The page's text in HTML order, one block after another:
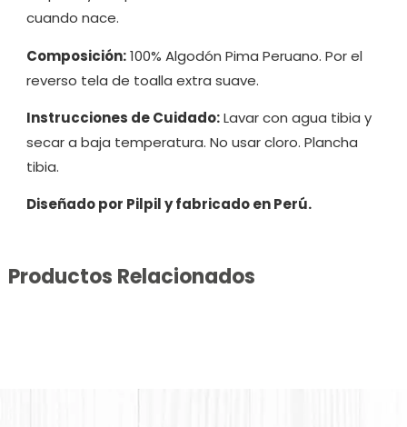
cuando nace.
Composición:100% Algodón Pima Peruano. Por el
reverso tela de toalla extra suave.
Instrucciones de Cuidado:Lavar con agua tibia y
secar a baja temperatura. No usar cloro. Plancha
tibia.
Diseñado por Pilpil y fabricado en Perú.
Productos Relacionados